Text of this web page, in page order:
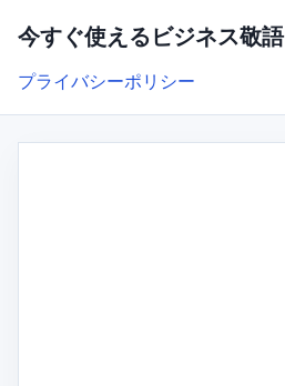
今すぐ使えるビジネス敬語
プライバシーポリシー